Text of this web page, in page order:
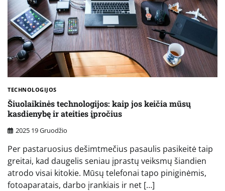
TECHNOLOGIJOS
Šiuolaikinės technologijos: kaip jos keičia mūsų
kasdienybę ir ateities įpročius
2025 19 Gruodžio
Per pastaruosius dešimtmečius pasaulis pasikeitė taip
greitai, kad daugelis seniau įprastų veiksmų šiandien
atrodo visai kitokie. Mūsų telefonai tapo piniginėmis,
fotoaparatais, darbo įrankiais ir net […]